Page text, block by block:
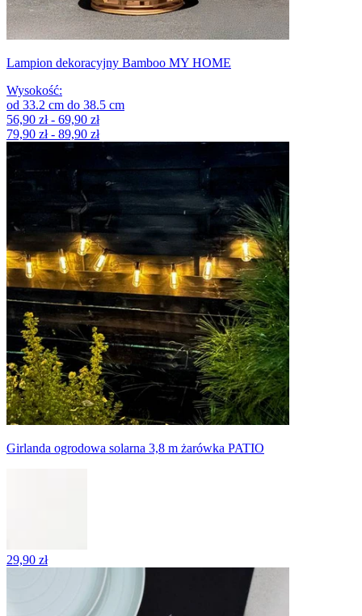
Lampion dekoracyjny Bamboo MY HOME
Wysokość:
od 33.2 cm do 38.5 cm
56,90 zł - 69,90 zł
79,90 zł - 89,90 zł
Girlanda ogrodowa solarna 3,8 m żarówka PATIO
29,90 zł